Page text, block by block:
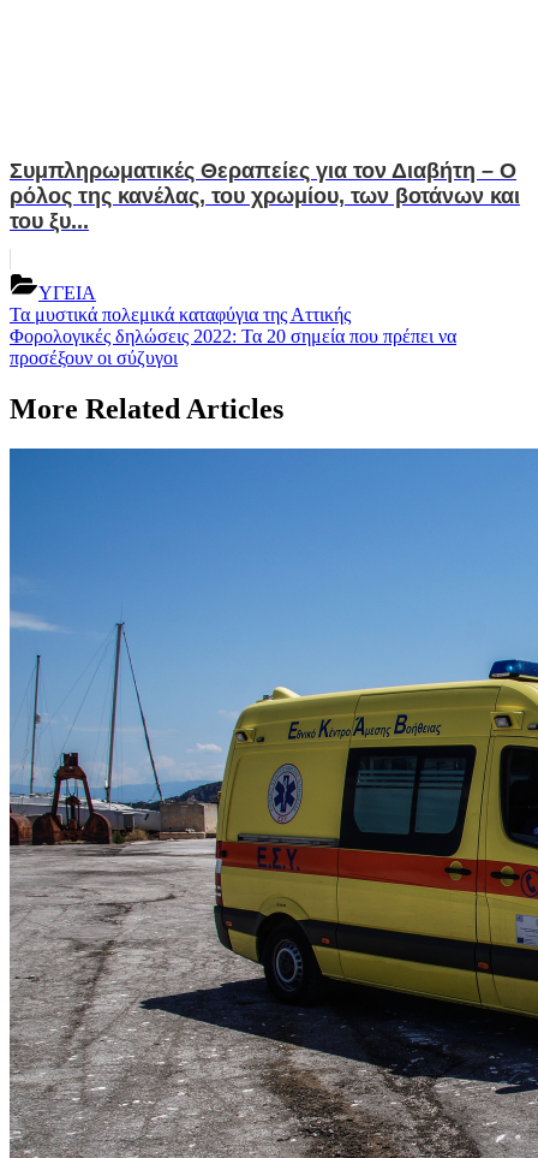
Συμπληρωματικές Θεραπείες για τον Διαβήτη – Ο
ρόλος της κανέλας, του χρωμίου, των βοτάνων και
του ξυ...
ΥΓΕΙΑ
Post
navigation
Previous
Post:
Τα μυστικά πολεμικά καταφύγια της Αττικής
Next
Post:
Φορολογικές δηλώσεις 2022: Τα 20 σημεία που πρέπει να
προσέξουν οι σύζυγοι
More Related Articles